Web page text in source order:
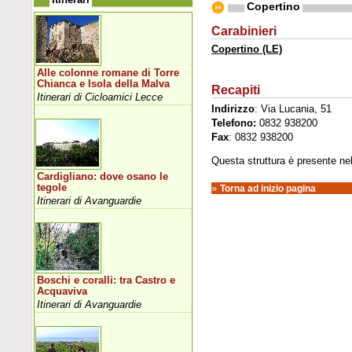
Copertino
Carabinieri
Copertino (LE)
Recapiti
Indirizzo: Via Lucania, 51
Telefono: 0832 938200
Fax: 0832 938200
Questa struttura è presente
»Torna ad inizio pagina
Alle colonne romane di Torre
Chianca e Isola della Malva
Itinerari di Cicloamici Lecce
Cardigliano: dove osano le
tegole
Itinerari di Avanguardie
Boschi e coralli: tra Castro e
Acquaviva
Itinerari di Avanguardie